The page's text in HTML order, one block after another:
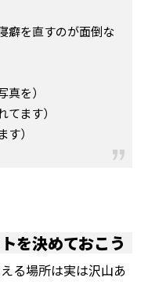
癖を直すのが面倒な
を）
ます）
）
を決めておこう
る場所は実は沢山あ